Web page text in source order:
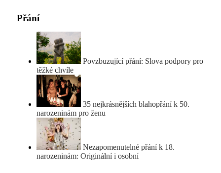
Přání
Povzbuzující přání: Slova podpory pro
těžké chvíle
35 nejkrásnějších blahopřání k 50.
narozeninám pro ženu
Nezapomenutelné přání k 18.
narozeninám: Originální i osobní